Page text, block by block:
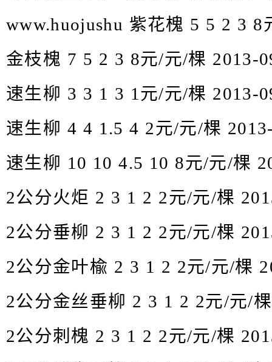
www.huojushu 紫花槐 5 5 2 3 8
金枝槐 7 5 2 3 8元/元/棵 2013-
速生柳 3 3 1 3 1元/元/棵 2013-
速生柳 4 4 1.5 4 2元/元/棵
速生柳 10 10 4.5 10 8元/元/棵
2公分火炬 2 3 1 2 2元/元/棵
2公分垂柳 2 3 1 2 2元/元/棵
2公分金叶楡 2 3 1 2 2元/元/棵
2公分金丝垂柳 2 3 1 2 2元/元/
2公分刺槐 2 3 1 2 2元/元/棵